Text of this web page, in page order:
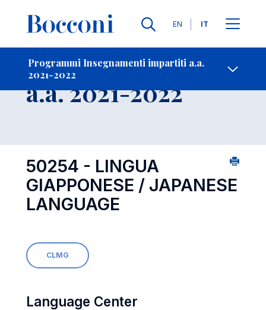
Lingue
EN IT
Programmi Insegnamenti impartiti a.a.
2021-2022
-
Insegnamento
a.a. 2021-2022
50254 - LINGUA
GIAPPONESE / JAPANESE
LANGUAGE
CLMG
Language Center